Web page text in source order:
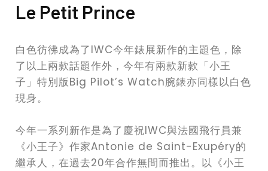
Le Petit Prince
白色彷彿成為了IWC今年錶展新作的主題色，除
了以上兩款話題作外，今年有兩款新款「小王
子」特別版Big Pilot’s Watch腕錶亦同樣以白色
現身。
今年一系列新作是為了慶祝IWC與法國飛行員兼
《小王子》作家Antonie de Saint-Exupéry的
繼承人，在過去20年合作無間而推出。以《小王